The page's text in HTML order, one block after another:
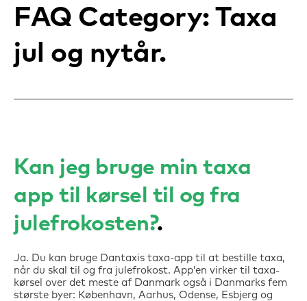
FAQ Category: Taxa
jul og nytår
Kan jeg bruge min taxa
app til kørsel til og fra
julefrokosten?
Ja. Du kan bruge Dantaxis taxa-app til at bestille taxa,
når du skal til og fra julefrokost. App’en virker til taxa-
kørsel over det meste af Danmark også i Danmarks fem
største byer: København, Aarhus, Odense, Esbjerg og